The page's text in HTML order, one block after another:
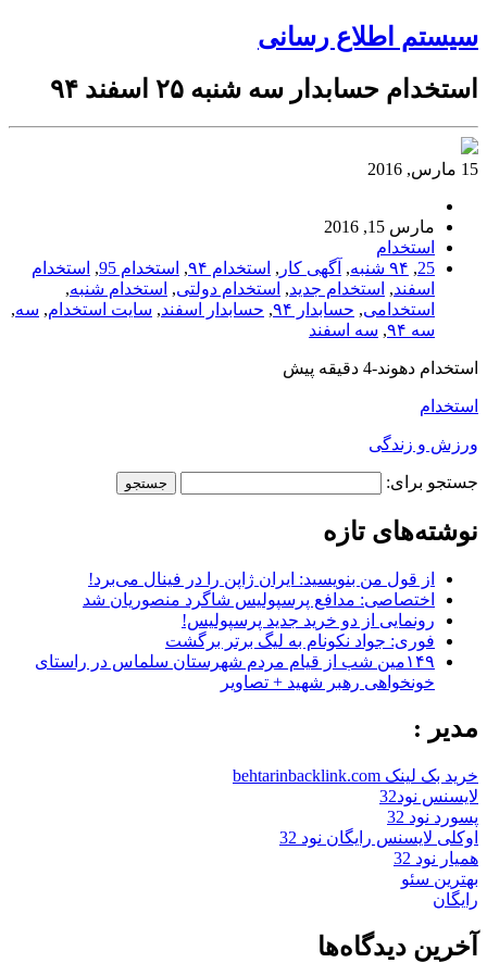
سیستم اطلاع رسانی
استخدام حسابدار سه شنبه ۲۵ اسفند ۹۴
15 مارس, 2016
مارس 15, 2016
استخدام
25
, ۹۴ شنبه , آگهی کار , استخدام ۹۴ , استخدام 95 , استخدام
اسفند, استخدام جدید, استخدام دولتی, استخدام شنبه,
استخدامی, حسابدار ۹۴ , حسابدار اسفند, سایت استخدام, سه,
سه ۹۴
, سه اسفند
استخدام دهوند-4 دقیقه پیش
استخدام
ورزش و زندگی
جستجو برای:
نوشته‌های تازه
از قول من بنویسید: ایران ژاپن را در فینال می‌برد!
اختصاصی: مدافع پرسپولیس شاگرد منصوریان شد
رونمایی از دو خرید جدید پرسپولیس!
فوری: جواد نکونام به لیگ برتر برگشت
۱۴۹مین شب از قیام مردم شهرستان سلماس در راستای
خونخواهی رهبر شهید + تصاویر
مدیر :
خرید بک لینک behtarinbacklink.com
لایسنس نود32
پسورد نود 32
اوکلی لایسنس رایگان نود 32
همیار نود 32
بهترین سئو
رایگان
آخرین دیدگاه‌ها